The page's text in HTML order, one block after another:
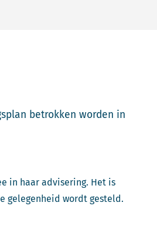
betrokken worden in
in haar advisering. Het is
gelegenheid wordt gesteld.